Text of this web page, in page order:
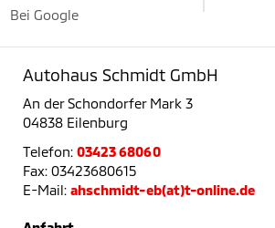
Bei Google
Autohaus Schmidt GmbH
An der Schondorfer Mark 3
04838 Eilenburg
Telefon: 03423 68060
Fax: 03423680615
E-Mail: ahschmidt-eb(at)t-online.de